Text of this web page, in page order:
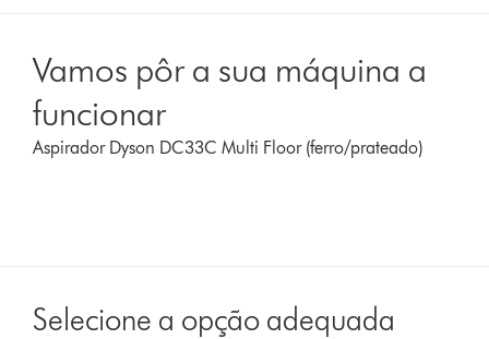
Vamos pôr a sua máquina a
funcionar
Aspirador Dyson DC33C Multi Floor (ferro/prateado)
Selecione a opção adequada